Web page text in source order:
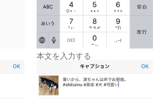
本文を入力する